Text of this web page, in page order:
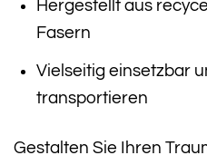
Hergestellt aus
Fasern
Vielseitig einsetzbar
transportieren
Gestalten Sie Ihren